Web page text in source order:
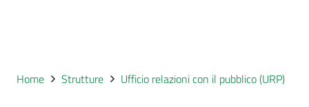
Home Strutture Ufficio relazioni con il pubblico (URP)